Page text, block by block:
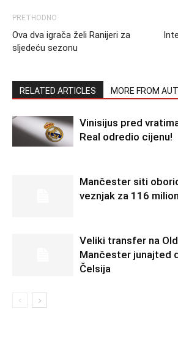
PRETHODNO
Ova dva igrača želi Ranijeri za
sljedeću sezonu
RELATED ARTICLES MORE FROM
Vinisijus pred
Real odredio cijenu!
Mančester siti
veznjak za 116
Veliki transfer na
Mančester junajted
Čelsija